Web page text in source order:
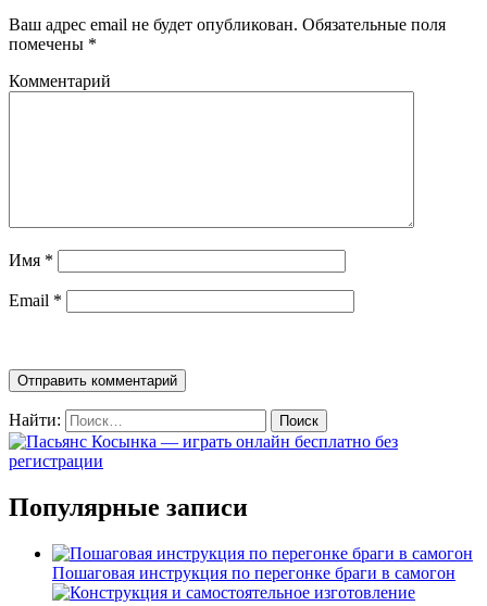
Ваш адрес email не будет опубликован. Обязательные поля
помечены *
Комментарий
Имя *
Email *
Найти:
Популярные записи
Пошаговая инструкция по перегонке браги в самогон